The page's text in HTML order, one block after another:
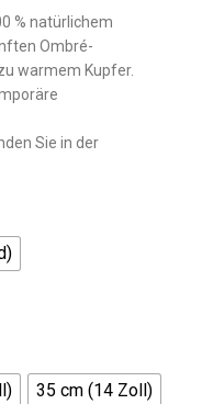
% natürlichem
Ombré-
warmem Kupfer.
Sie in der
35 cm (14 Zoll)